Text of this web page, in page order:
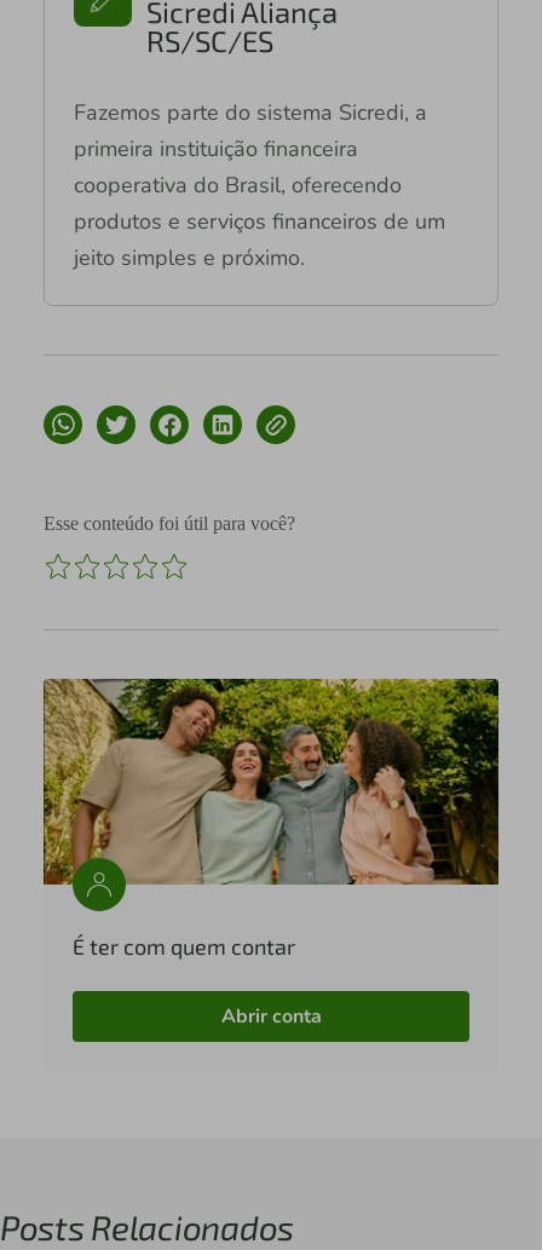
Sicredi Aliança
RS/SC/ES
Fazemos parte do sistema Sicredi, a
primeira instituição financeira
cooperativa do Brasil, oferecendo
produtos e serviços financeiros de um
jeito simples e próximo.
Esse conteúdo foi útil para você?
É ter com quem contar
Abrir conta
Posts Relacionados